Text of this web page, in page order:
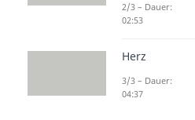
2/3 – Dauer:
02:53
Herz
3/3 – Dauer:
04:37